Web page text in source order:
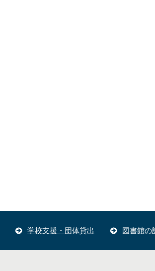
学校支援・団体貸出 図書館の